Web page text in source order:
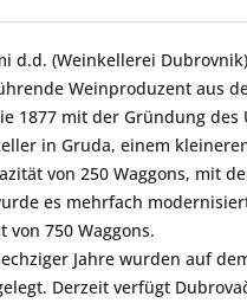
d.d. (Weinkellerei
Weinproduzent aus
1877 mit der Gründung des
in Gruda, einem
von 250 Waggons, mit
es mehrfach
von 750 Waggons.
Jahre wurden auf
Derzeit verfügt